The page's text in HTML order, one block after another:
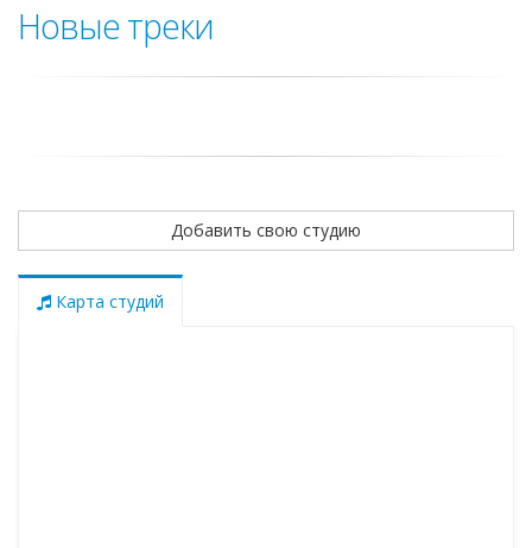
Новые треки
Добавить свою студию
Карта студий